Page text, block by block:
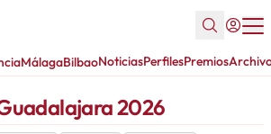
MálagaBilbaoNoticiasPerfilesPremios
2026